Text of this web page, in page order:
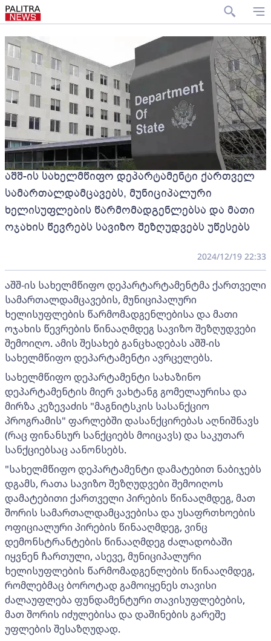
აშშ-ის სახელმწიფო დეპარტამენტი ქართველ
სამართალდამცავებს, მუნიციპალური
ხელისუფლების წარმომადგენლებსა და მათი
ოჯახის წევრებს სავიზო შეზღუდვებს უწესებს
2024/12/19 22:33
აშშ-ის სახელმწიფო დეპარტარტამენტმა ქართველი
სამართალდამცავების, მუნიციპალური
ხელისუფლების წარმომადგენლებისა და მათი
ოჯახის წევრების წინააღმდეგ სავიზო შეზღუდვები
შემოიღო. ამის შესახებ განცხადებას აშშ-ის
სახელმწიფო დეპარტამენტი ავრცელებს.
სახელმწიფო დეპარტამენტი სახაზინო
დეპარტამენტის მიერ ვახტანგ გომელაურისა და
მირზა კეზევაძის "მაგნიტსკის სასანქციო
პროგრამის" ფარლებში დასანქცირებას აღნიშნავს
(რაც ფინანსურ სანქციებს მოიცავს) და საკუთარ
სანქციებსაც აანონსებს.
"სახელმწიფო დეპარტამენტი დამატებით ნაბიჯებს
დგამს, რათა სავიზო შეზღუდვები შემოიღოს
დამატებითი ქართველი პირების წინააღმდეგ, მათ
შორის სამართალდამცავებისა და უსაფრთხოების
ოფიციალური პირების წინააღმდეგ, ვინც
დემონსტრანტების წინააღმდეგ ძალადობაში
იყვნენ ჩართული, ასევე, მუნიციპალური
ხელისუფლების წარმომადგენლების წინააღმდეგ,
რომლებმაც ბოროტად გამოიყენეს თავისი
ძალაუფლება ფუნდამენტური თავისუფლებების,
მათ შორის იძულებისა და დაშინების გარეშე
უფლების შესაზღუდად.